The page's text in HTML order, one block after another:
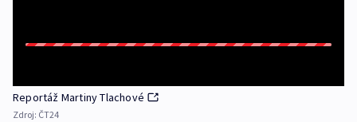
Reportáž Martiny Tlachové
Zdroj: ČT24